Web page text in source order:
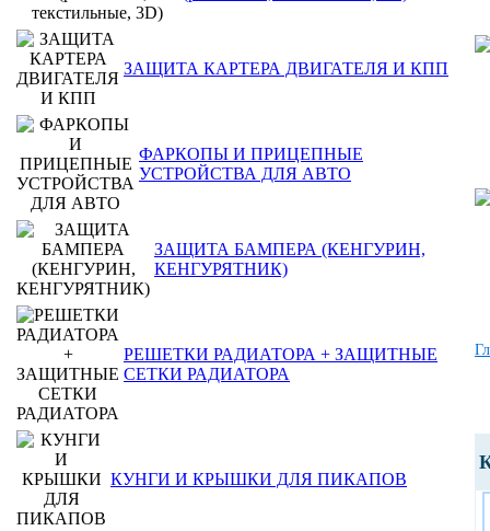
ЗАЩИТА КАРТЕРА ДВИГАТЕЛЯ И КПП
ФАРКОПЫ И ПРИЦЕПНЫЕ
УСТРОЙСТВА ДЛЯ АВТО
ЗАЩИТА БАМПЕРА (КЕНГУРИН,
КЕНГУРЯТНИК)
РЕШЕТКИ РАДИАТОРА + ЗАЩИТНЫЕ
СЕТКИ РАДИАТОРА
КУНГИ И КРЫШКИ ДЛЯ ПИКАПОВ